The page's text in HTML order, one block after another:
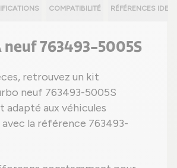
COMPATIBILITÉ RÉFÉRENCES
neuf 763493-5005S
retrouvez un kit
neuf 763493-5005S
aux véhicules
la référence 763493-